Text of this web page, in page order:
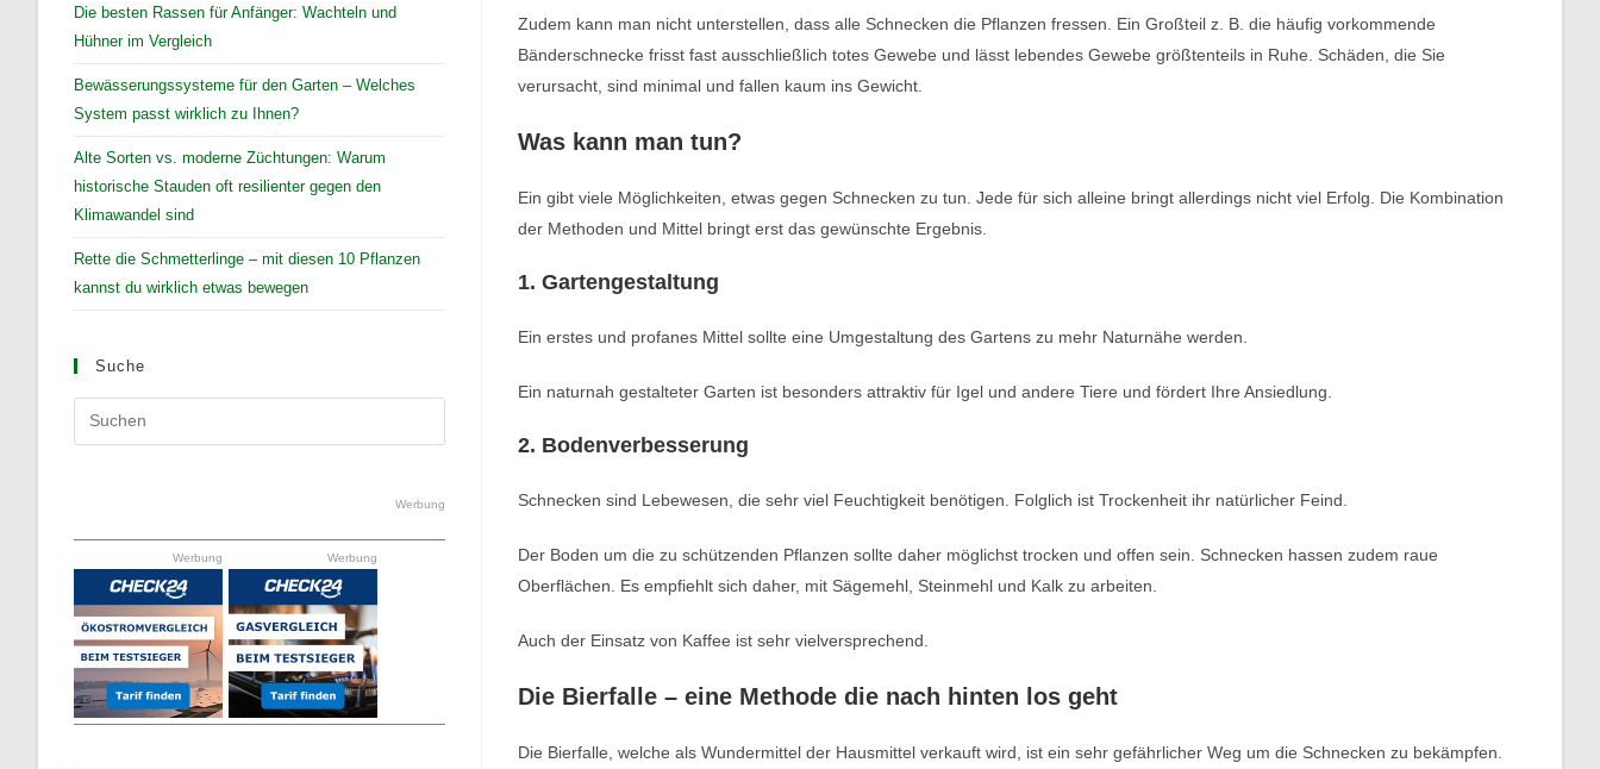
Zudem kann man nicht unterstellen, dass alle Schnecken die Pflanzen fressen. Ein Großteil z. B. die häufig vorkommende
Bänderschnecke frisst fast ausschließlich totes Gewebe und lässt lebendes Gewebe größtenteils in Ruhe. Schäden, die Sie
verursacht, sind minimal und fallen kaum ins Gewicht.
Was kann man tun?
Ein gibt viele Möglichkeiten, etwas gegen Schnecken zu tun. Jede für sich alleine bringt allerdings nicht viel Erfolg. Die Kombination
der Methoden und Mittel bringt erst das gewünschte Ergebnis.
1. Gartengestaltung
Ein erstes und profanes Mittel sollte eine Umgestaltung des Gartens zu mehr Naturnähe werden.
Ein naturnah gestalteter Garten ist besonders attraktiv für Igel und andere Tiere und fördert Ihre Ansiedlung.
2. Bodenverbesserung
Schnecken sind Lebewesen, die sehr viel Feuchtigkeit benötigen. Folglich ist Trockenheit ihr natürlicher Feind.
Der Boden um die zu schützenden Pflanzen sollte daher möglichst trocken und offen sein. Schnecken hassen zudem raue
Oberflächen. Es empfiehlt sich daher, mit Sägemehl, Steinmehl und Kalk zu arbeiten.
Auch der Einsatz von Kaffee ist sehr vielversprechend.
Die Bierfalle – eine Methode die nach hinten los geht
Die Bierfalle, welche als Wundermittel der Hausmittel verkauft wird, ist ein sehr gefährlicher Weg um die Schnecken zu bekämpfen.
Die besten Rassen für Anfänger: Wachteln und
Hühner im Vergleich
Bewässerungssysteme für den Garten – Welches
System passt wirklich zu Ihnen?
Alte Sorten vs. moderne Züchtungen: Warum
historische Stauden oft resilienter gegen den
Klimawandel sind
Rette die Schmetterlinge – mit diesen 10 Pflanzen
kannst du wirklich etwas bewegen
Suche
Escape
close
the
Werbung
Werbung Werbung